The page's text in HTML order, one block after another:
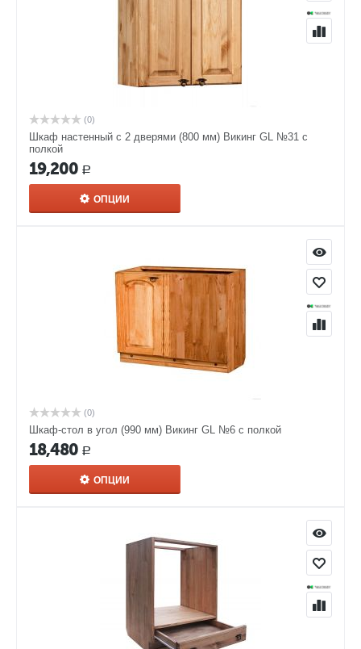
(0)
Шкаф настенный с 2 дверями (800 мм) Викинг GL №31 с
полкой
19,200 Р
ОПЦИИ
(0)
Шкаф-стол в угол (990 мм) Викинг GL №6 с полкой
18,480 Р
ОПЦИИ